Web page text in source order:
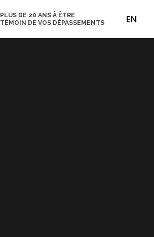
PLUS DE 20 ANS À ÊTRE
TÉMOIN DE VOS DÉPASSEMENTS
EN